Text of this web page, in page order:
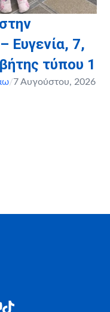
Ευγενία, 7,
τύπου 1
/7 Αυγούστου, 2026